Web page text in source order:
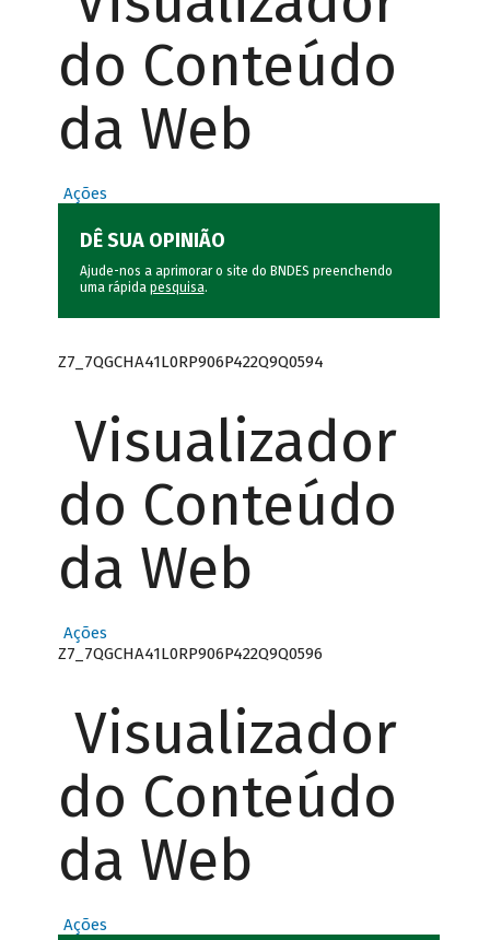
do Conteúdo
da Web
Ações
DÊ SUA OPINIÃO
Ajude-nos a aprimorar o site do BNDES preenchendo
uma rápida pesquisa.
Z7_7QGCHA41L0RP906P422Q9Q0594
Visualizador
do Conteúdo
da Web
Ações
Z7_7QGCHA41L0RP906P422Q9Q0596
Visualizador
do Conteúdo
da Web
Ações